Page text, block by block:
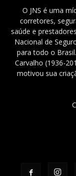
O JNS é uma
corretores,
saúde e
Nacional de
para todo o
Carvalho (1936-
motivou sua